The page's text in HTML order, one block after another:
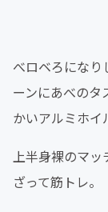
べロベろにな
ーンにあべのタ
かいアルミホイ
上半身裸のマ
ざって筋トレ。